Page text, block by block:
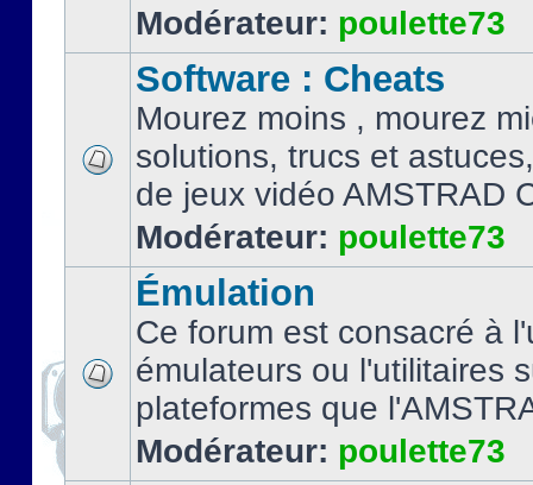
Modérateur: poulette73
Software : Cheats
Mourez moins , mourez
solutions, trucs et
de jeux vidéo AMSTRAD
Modérateur: poulette73
Émulation
Ce forum est consacré à
émulateurs ou l'utilitaires
plateformes que
Modérateur: poulette73